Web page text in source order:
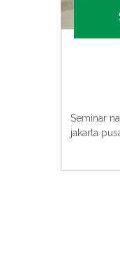
Seminar
jakarta